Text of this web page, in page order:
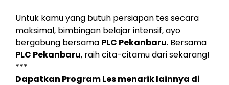
Untuk kamu yang butuh persiapan tes secara
maksimal, bimbingan belajar intensif, ayo
bergabung bersama PLC Pekanbaru. Bersama
PLC Pekanbaru, raih cita-citamu dari sekarang!
***
Dapatkan Program Les menarik lainnya di